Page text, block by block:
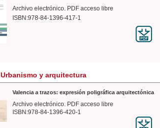
Archivo electrónico. PDF acceso libre
ISBN:978-84-1396-417-1
y arquitectura
Valencia a trazos: expresión poligráfica arquitectónica
Archivo electrónico. PDF acceso libre
ISBN:978-84-1396-420-1